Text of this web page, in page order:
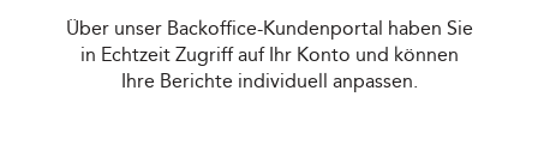
Über unser Backoffice-Kundenportal haben Sie
in Echtzeit Zugriff auf Ihr Konto und können
Ihre Berichte individuell anpassen.